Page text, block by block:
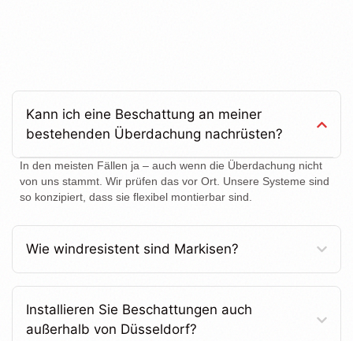
Kann ich eine Beschattung an meiner
bestehenden Überdachung nachrüsten?
In den meisten Fällen ja – auch wenn die Überdachung nicht
von uns stammt. Wir prüfen das vor Ort. Unsere Systeme sind
so konzipiert, dass sie flexibel montierbar sind.
Wie windresistent sind Markisen?
Installieren Sie Beschattungen auch
außerhalb von Düsseldorf?